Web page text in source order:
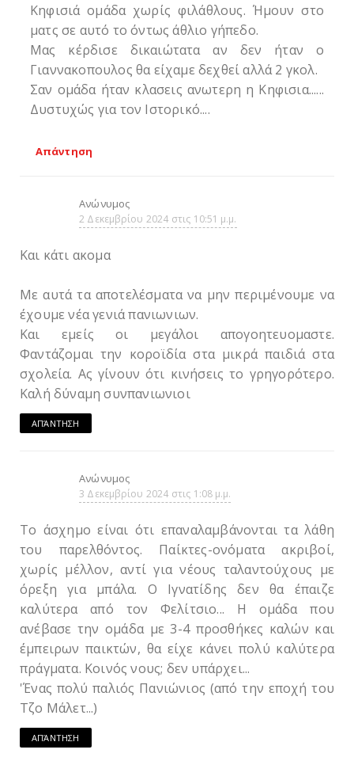
Κηφισιά ομάδα χωρίς φιλάθλους. Ήμουν στο
ματς σε αυτό το όντως άθλιο γήπεδο.
Μας κέρδισε δικαιώτατα αν δεν ήταν ο
Γιαννακοπουλος θα είχαμε δεχθεί αλλά 2 γκολ.
Σαν ομάδα ήταν κλασεις ανωτερη η Κηφισια......
Δυστυχώς για τον Ιστορικό....
Απάντηση
Ανώνυμος
2 Δεκεμβρίου 2024 στις 10:51 μ.μ.
Και κάτι ακομα
Με αυτά τα αποτελέσματα να μην περιμένουμε να
έχουμε νέα γενιά πανιωνιων.
Και εμείς οι μεγάλοι απογοητευομαστε.
Φαντάζομαι την κοροϊδία στα μικρά παιδιά στα
σχολεία. Ας γίνουν ότι κινήσεις το γρηγορότερο.
Καλή δύναμη συνπανιωνιοι
ΑΠΆΝΤΗΣΗ
Ανώνυμος
3 Δεκεμβρίου 2024 στις 1:08 μ.μ.
Το άσχημο είναι ότι επαναλαμβάνονται τα λάθη
του παρελθόντος. Παίκτες-ονόματα ακριβοί,
χωρίς μέλλον, αντί για νέους ταλαντούχους με
όρεξη για μπάλα. Ο Ιγνατίδης δεν θα έπαιζε
καλύτερα από τον Φελίτσιο... Η ομάδα που
ανέβασε την ομάδα με 3-4 προσθήκες καλών και
έμπειρων παικτών, θα είχε κάνει πολύ καλύτερα
πράγματα. Κοινός νους; δεν υπάρχει...
'Ένας πολύ παλιός Πανιώνιος (από την εποχή του
Τζο Μάλετ...)
ΑΠΆΝΤΗΣΗ